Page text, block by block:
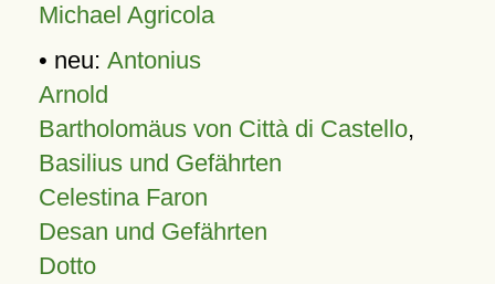
Michael Agricola
• neu: Antonius
Arnold
Bartholomäus von Città di Castello,
Basilius und Gefährten
Celestina Faron
Desan und Gefährten
Dotto